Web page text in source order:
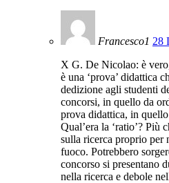
Francesco1 28
X G. De Nicolao: è
è una ‘prova’ didattica
dedizione agli studenti
concorsi, in quello da
prova didattica, in
Qual’era la ‘ratio’? Più
sulla ricerca proprio per
fuoco. Potrebbero
concorso si presentano
nella ricerca e debole